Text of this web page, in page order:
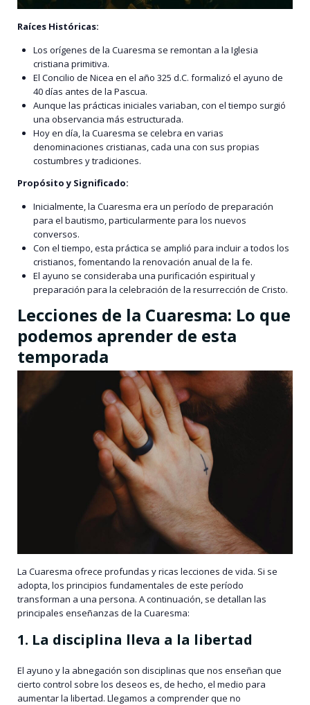
Raíces Históricas:
Los orígenes de la Cuaresma se remontan a la Iglesia
cristiana primitiva.
El Concilio de Nicea en el año 325 d.C. formalizó el ayuno de
40 días antes de la Pascua.
Aunque las prácticas iniciales variaban, con el tiempo surgió
una observancia más estructurada.
Hoy en día, la Cuaresma se celebra en varias
denominaciones cristianas, cada una con sus propias
costumbres y tradiciones.
Propósito y Significado:
Inicialmente, la Cuaresma era un período de preparación
para el bautismo, particularmente para los nuevos
conversos.
Con el tiempo, esta práctica se amplió para incluir a todos los
cristianos, fomentando la renovación anual de la fe.
El ayuno se consideraba una purificación espiritual y
preparación para la celebración de la resurrección de Cristo.
Lecciones de la Cuaresma: Lo que
podemos aprender de esta
temporada
La Cuaresma ofrece profundas y ricas lecciones de vida. Si se
adopta, los principios fundamentales de este período
transforman a una persona. A continuación, se detallan las
principales enseñanzas de la Cuaresma:
1. La disciplina lleva a la libertad
El ayuno y la abnegación son disciplinas que nos enseñan que
cierto control sobre los deseos es, de hecho, el medio para
aumentar la libertad. Llegamos a comprender que no